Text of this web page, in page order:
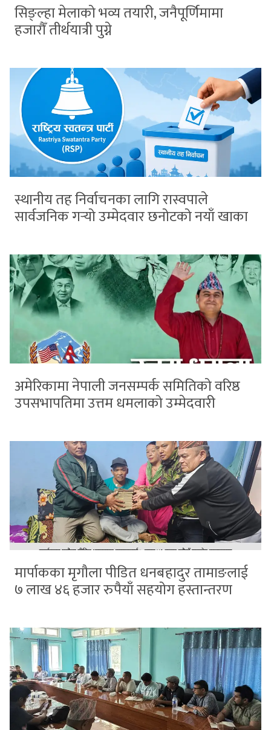
सिङ्ल्हा मेलाको भव्य तयारी, जनैपूर्णिमामा
हजारौँ तीर्थयात्री पुग्ने
स्थानीय तह निर्वाचनका लागि रास्वपाले
सार्वजनिक गर्‍यो उम्मेदवार छनोटको नयाँ खाका
अमेरिकामा नेपाली जनसम्पर्क समितिको वरिष्ठ
उपसभापतिमा उत्तम धमलाको उम्मेदवारी
मार्पाकका मृगौला पीडित धनबहादुर तामाङलाई
७ लाख ४६ हजार रुपैयाँ सहयोग हस्तान्तरण